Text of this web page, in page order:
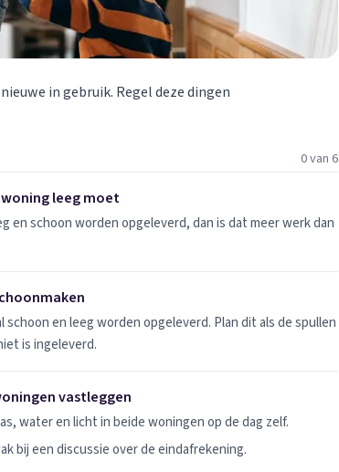
in gebruik. Regel deze dingen
0 van 6
leeg moet afvinken
leeg moet
en schoon worden opgeleverd, dan is dat meer werk dan
afvinken
en leeg worden opgeleverd. Plan dit als de spullen
is ingeleverd.
vastleggen afvinken
vastleggen
water en licht in beide woningen op de dag zelf.
bij een discussie over de eindafrekening.